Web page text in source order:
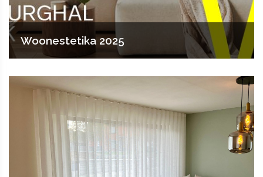
Woonestetika 2025